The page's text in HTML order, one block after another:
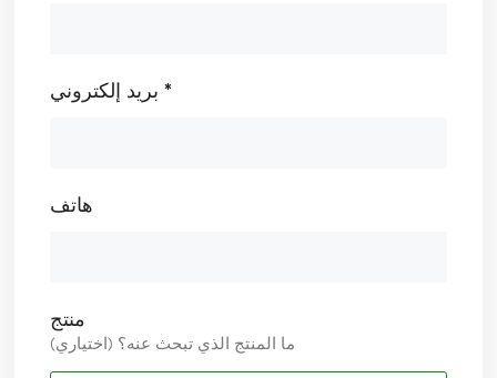
بريد إلكتروني *
هاتف
منتج
ما المنتج الذي تبحث عنه؟ (اختياري)